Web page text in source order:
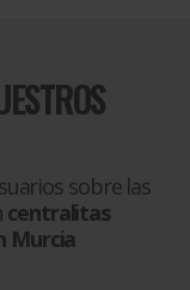
sobre las
centralitas
Murcia